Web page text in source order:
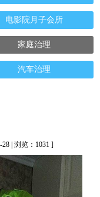
电影院月子会所
家庭治理
汽车治理
| 浏览：1031 ]